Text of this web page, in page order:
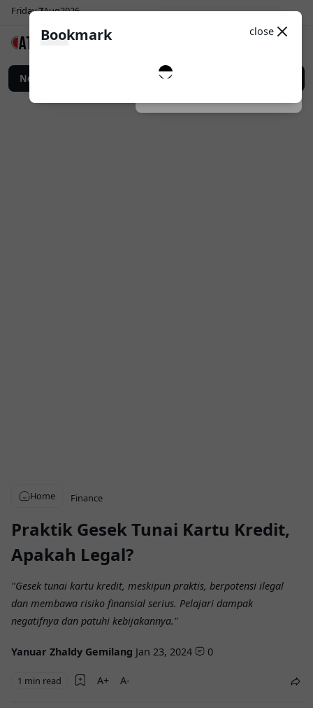
Friday7Aug2026
Light
News
Bisnis yang Lebih Efektif Top Up Game Online: Cara Praktis
Home Finance
Praktik Gesek Tunai Kartu Kredit,
Apakah Legal?
"Gesek tunai kartu kredit, meskipun praktis, berpotensi ilegal
dan membawa risiko finansial serius. Pelajari dampak
negatifnya dan patuhi kebijakannya."
Yanuar Zhaldy Gemilang Jan 23, 2024 0
1 min read
Bookmark close